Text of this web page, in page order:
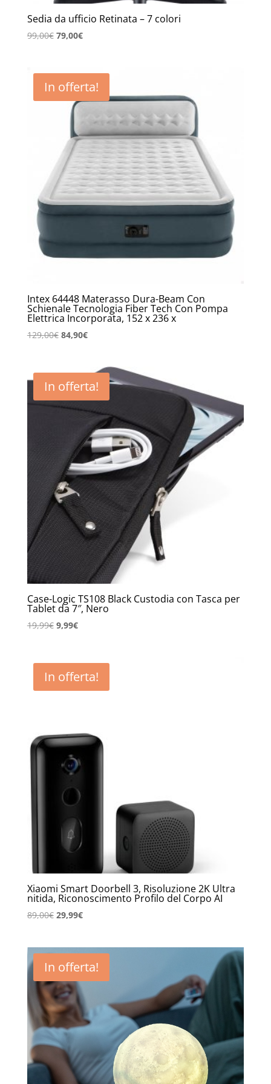
Sedia da ufficio Retinata – 7 colori
99,00€ Il
era:
99,00€.
79,00€Il
è:
79,00€.
In offerta!
Intex 64448 Materasso Dura-Beam Con
Schienale Tecnologia Fiber Tech Con Pompa
Elettrica Incorporata, 152 x 236 x
129,00€ Il
era:
129,00€.
84,90€Il
è:
84,90€.
In offerta!
Case-Logic TS108 Black Custodia con Tasca per
Tablet da 7″, Nero
19,99€ Il
era:
19,99€.
9,99€Il
è:
9,99€.
In offerta!
Xiaomi Smart Doorbell 3, Risoluzione 2K Ultra
nitida, Riconoscimento Profilo del Corpo AI
89,00€ Il
era:
89,00€.
29,99€Il
è:
29,99€.
In offerta!